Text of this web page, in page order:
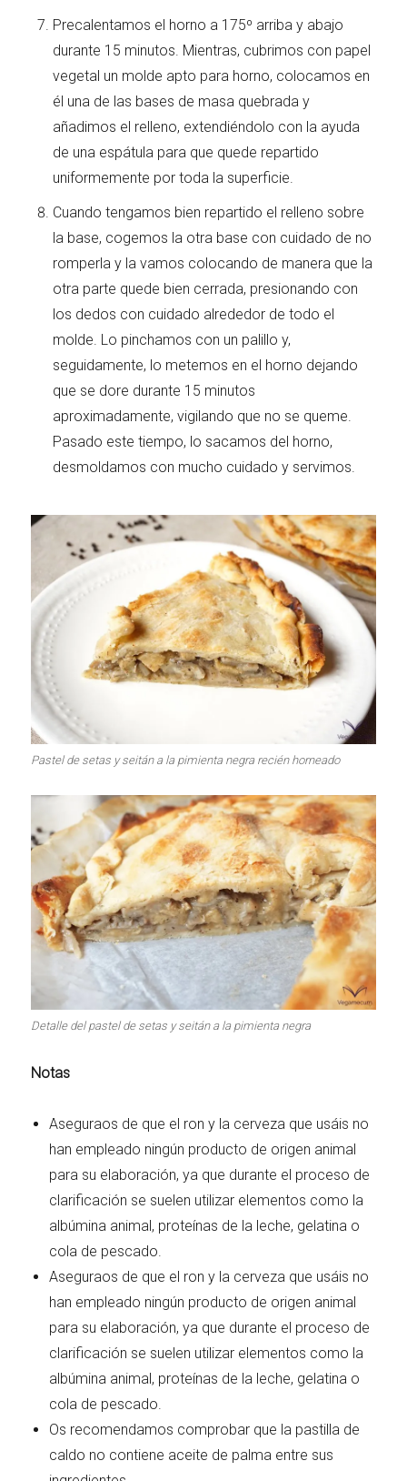
Precalentamos el horno a 175º arriba y abajo
durante 15 minutos. Mientras, cubrimos con papel
vegetal un molde apto para horno, colocamos en
él una de las bases de masa quebrada y
añadimos el relleno, extendiéndolo con la ayuda
de una espátula para que quede repartido
uniformemente por toda la superficie.
Cuando tengamos bien repartido el relleno sobre
la base, cogemos la otra base con cuidado de no
romperla y la vamos colocando de manera que la
otra parte quede bien cerrada, presionando con
los dedos con cuidado alrededor de todo el
molde. Lo pinchamos con un palillo y,
seguidamente, lo metemos en el horno dejando
que se dore durante 15 minutos
aproximadamente, vigilando que no se queme.
Pasado este tiempo, lo sacamos del horno,
desmoldamos con mucho cuidado y servimos.
Pastel de setas y seitán a la pimienta negra recién horneado
Detalle del pastel de setas y seitán a la pimienta negra
Notas
Aseguraos de que el ron y la cerveza que usáis no
han empleado ningún producto de origen animal
para su elaboración, ya que durante el proceso de
clarificación se suelen utilizar elementos como la
albúmina animal, proteínas de la leche, gelatina o
cola de pescado.
Aseguraos de que el ron y la cerveza que usáis no
han empleado ningún producto de origen animal
para su elaboración, ya que durante el proceso de
clarificación se suelen utilizar elementos como la
albúmina animal, proteínas de la leche, gelatina o
cola de pescado.
Os recomendamos comprobar que la pastilla de
caldo no contiene aceite de palma entre sus